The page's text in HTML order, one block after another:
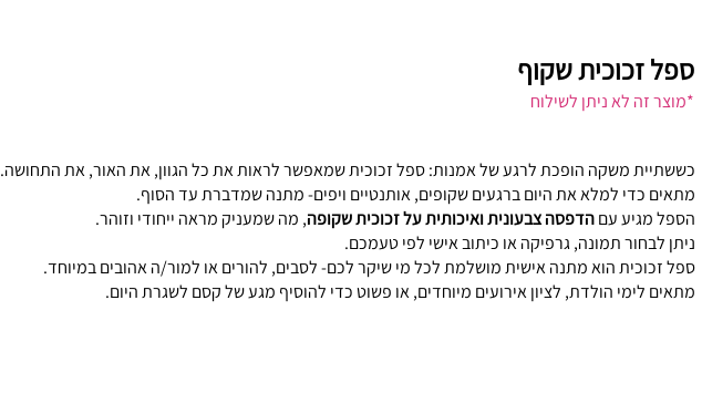
ספל זכוכית שקוף
*מוצר זה לא ניתן לשילוח
כששתיית משקה הופכת לרגע של אמנות: ספל זכוכית שמאפשר לראות את כל הגוון, את האור, את התחושה.
מתאים כדי למלא את היום ברגעים שקופים, אותנטיים ויפים- מתנה שמדברת עד הסוף.
הספל מגיע עםהדפסה צבעונית ואיכותית על זכוכית שקופה, מה שמעניק מראה ייחודי וזוהר.
ניתן לבחור תמונה, גרפיקה או כיתוב אישי לפי טעמכם.
ספל זכוכית הוא מתנה אישית מושלמת לכל מי שיקר לכם- לסבים, להורים או למור/ה אהובים במיוחד.
מתאים לימי הולדת, לציון אירועים מיוחדים, או פשוט כדי להוסיף מגע של קסם לשגרת היום.